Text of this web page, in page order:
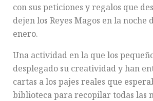
con sus peticiones y regalos que
dejen los Reyes Magos en la noche
enero.
Una actividad en la que los
desplegado su creatividad y han
cartas a los pajes reales que
biblioteca para recopilar todas las